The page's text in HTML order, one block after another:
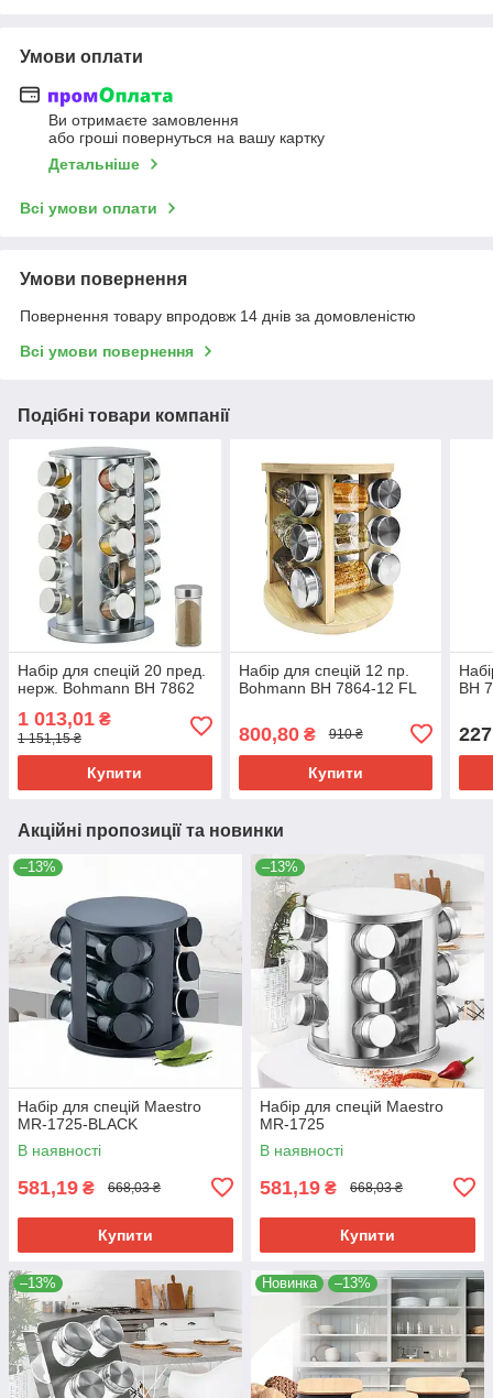
Умови оплати
Ви отримаєте замовлення
або гроші повернуться на вашу картку
Детальніше
Всі умови оплати
Умови повернення
Повернення товару впродовж 14 днів за домовленістю
Всі умови повернення
Подібні товари компанії
Набір для спецій 20 пред.
нерж. Bohmann BH 7862
1 013,01 ₴
1 151,15 ₴
Купити
Набір для спецій 12 пр.
Bohmann BH 7864-12 FL
800,80₴ 910 ₴
Купити
BH
Акційні пропозиції та новинки
–13%
Набір для спецій Maestro
MR-1725-BLACK
В наявності
581,19 ₴ 668,03 ₴
Купити
–13%
Набір для спецій Maestro
MR-1725
В наявності
581,19 ₴ 668,03 ₴
Купити
–13% Новинка –13%